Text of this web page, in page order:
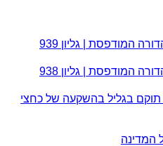
המודפסת | גליון 939
המודפסת | גליון 938
תוקם בגליל בהשקעה של כחצי
המדינה